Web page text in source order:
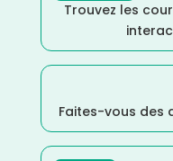
Trouvez les
Faites-vous des